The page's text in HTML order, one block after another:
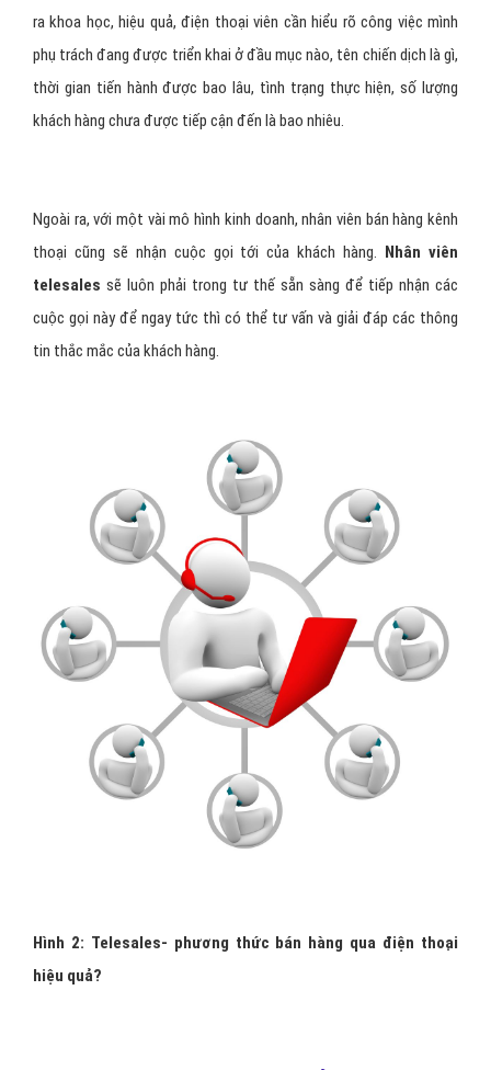
ra khoa học, hiệu quả, điện thoại viên cần hiểu rõ công việc mình
phụ trách đang được triển khai ở đầu mục nào, tên chiến dịch là gì,
thời gian tiến hành được bao lâu, tình trạng thực hiện, số lượng
khách hàng chưa được tiếp cận đến là bao nhiêu.
Ngoài ra, với một vài mô hình kinh doanh, nhân viên bán hàng kênh
thoại cũng sẽ nhận cuộc gọi tới của khách hàng. Nhân viên
telesales sẽ luôn phải trong tư thế sẵn sàng để tiếp nhận các
cuộc gọi này để ngay tức thì có thể tư vấn và giải đáp các thông
tin thắc mắc của khách hàng.
Hình 2: Telesales- phương thức bán hàng qua điện thoại
hiệu quả?